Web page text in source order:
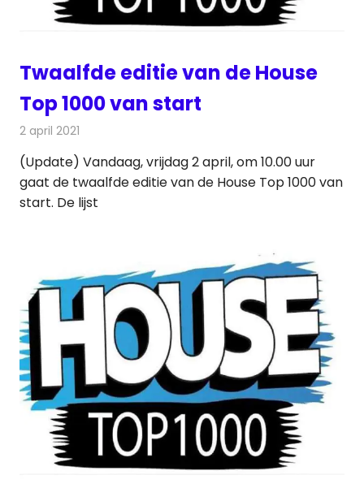
Twaalfde editie van de House
Top 1000 van start
2 april 2021
(Update) Vandaag, vrijdag 2 april, om 10.00 uur
gaat de twaalfde editie van de House Top 1000 van
start. De lijst